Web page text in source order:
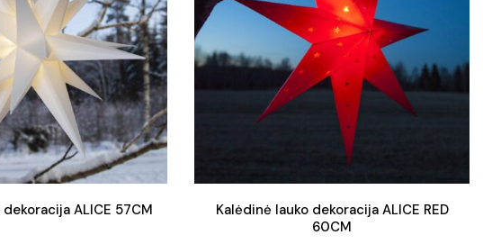
ALICE 57CM
Kalėdinė lauko dekoracija ALICE RED
60CM